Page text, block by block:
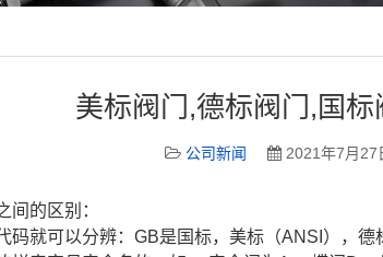
美标阀门,德标阀门,国标
公司新闻 2021年7月27
间的区别：
码就可以分辨：GB是国标，美标（ANSI），